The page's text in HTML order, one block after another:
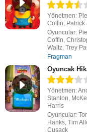
Yönetmen:
Coffin, Patrick
Oyuncular:
Coffin,
Waltz, Trey
Fragman
Oyuncak
Yönetmen:
Stanton,
Harris
Oyuncular:
Hanks, Tim
Cusack